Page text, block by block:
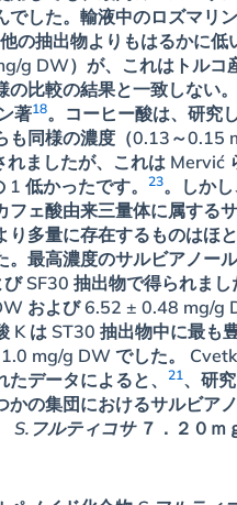
でした。輸液中のロズマリ
の抽出物よりもはるかに低
g DW）が、これはトルコ
の比較の結果と一致しない
著18。コーヒー酸は、研究
も同様の濃度（0.13～0.15
れましたが、これは Mervić
1 低かったです。23。しか
フェ酸由来三量体に属する
り多量に存在するものはほ
。最高濃度のサルビアノー
SF30 抽出物で得られま
および 6.52 ± 0.48 mg/g
K は ST30 抽出物中に最も豊
mg/g DW でした。
たデータによると、21 、研
かの集団におけるサルビア
S.フルティコサ７．２０ｍ